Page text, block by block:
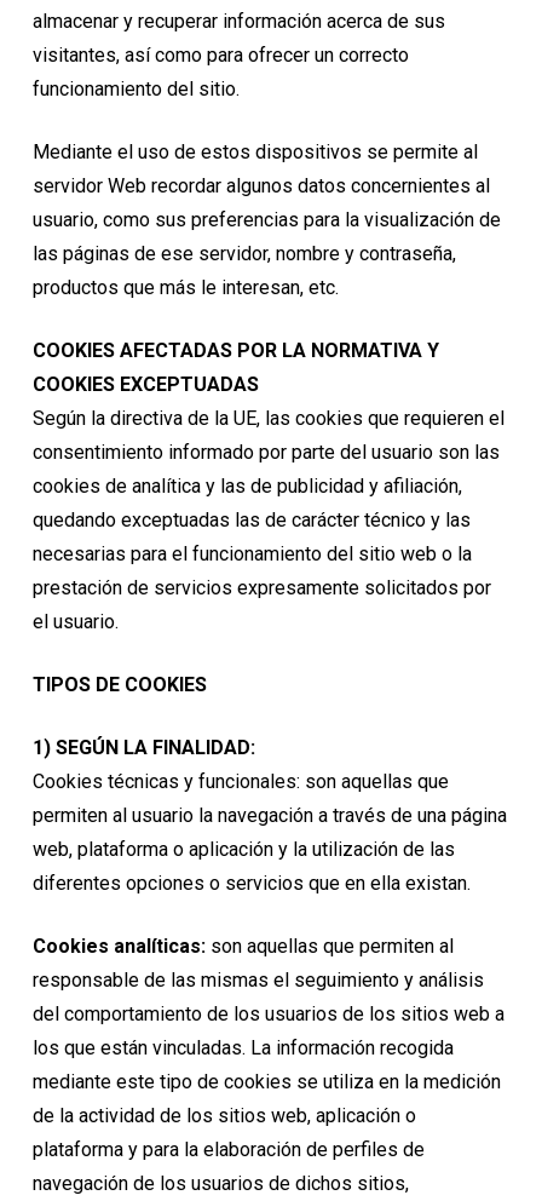
almacenar y recuperar información acerca de sus
visitantes, así como para ofrecer un correcto
funcionamiento del sitio.
Mediante el uso de estos dispositivos se permite al
servidor Web recordar algunos datos concernientes al
usuario, como sus preferencias para la visualización de
las páginas de ese servidor, nombre y contraseña,
productos que más le interesan, etc.
COOKIES AFECTADAS POR LA NORMATIVA Y
COOKIES EXCEPTUADAS
Según la directiva de la UE, las cookies que requieren el
consentimiento informado por parte del usuario son las
cookies de analítica y las de publicidad y afiliación,
quedando exceptuadas las de carácter técnico y las
necesarias para el funcionamiento del sitio web o la
prestación de servicios expresamente solicitados por
el usuario.
TIPOS DE COOKIES
1) SEGÚN LA FINALIDAD:
Cookies técnicas y funcionales: son aquellas que
permiten al usuario la navegación a través de una página
web, plataforma o aplicación y la utilización de las
diferentes opciones o servicios que en ella existan.
Cookies analíticas:son aquellas que permiten al
responsable de las mismas el seguimiento y análisis
del comportamiento de los usuarios de los sitios web a
los que están vinculadas. La información recogida
mediante este tipo de cookies se utiliza en la medición
de la actividad de los sitios web, aplicación o
plataforma y para la elaboración de perfiles de
navegación de los usuarios de dichos sitios,